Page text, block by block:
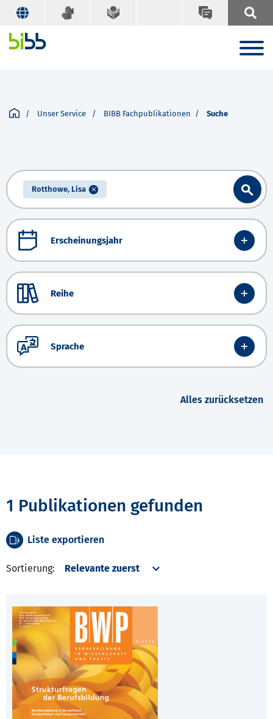
Unser Service BIBB Fachpublikationen Suche
Rotthowe, Lisa
Erscheinungsjahr
Reihe
Sprache
Alles zurücksetzen
1 Publikationen gefunden
Liste exportieren
Sortierung: